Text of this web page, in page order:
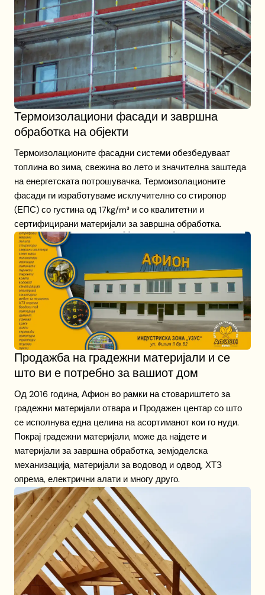
Термоизолациони фасади и завршна
обработка на објекти
Термоизолационите фасадни системи обезбедуваат
топлина во зима, свежина во лето и значителна заштеда
на енергетската потрошувачка. Термоизолационите
фасади ги изработуваме исклучително со стиропор
(ЕПС) со густина од 17kg/m³ и со квалитетни и
сертифицирани материјали за завршна обработка.
Продажба на градежни материјали и се
што ви е потребно за вашиот дом
Од 2016 година, Афион во рамки на стовариштето за
градежни материјали отвара и Продажен центар со што
се исполнува една целина на асортиманот кои го нуди.
Покрај градежни материјали, може да најдете и
материјали за завршна обработка, земјоделска
механизација, материјали за водовод и одвод, ХТЗ
опрема, електрични алати и многу друго.